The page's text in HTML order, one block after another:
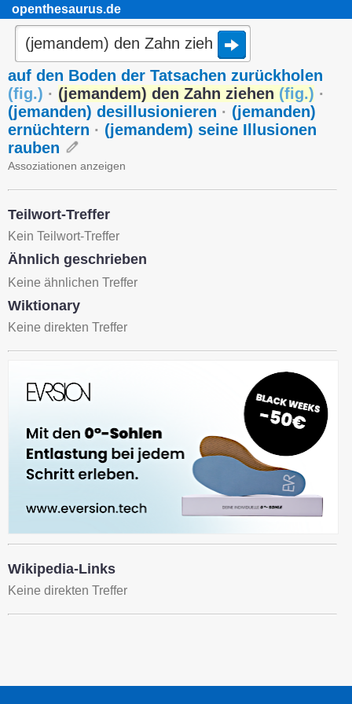
openthesaurus.de
auf den Boden der Tatsachen zurückholen
(fig.) · (jemandem) den Zahn ziehen (fig.) ·
(jemanden) desillusionieren · (jemanden)
ernüchtern · (jemandem) seine Illusionen
rauben
Assoziationen anzeigen
Teilwort-Treffer
Kein Teilwort-Treffer
Ähnlich geschrieben
Keine ähnlichen Treffer
Wiktionary
Keine direkten Treffer
Wikipedia-Links
Keine direkten Treffer